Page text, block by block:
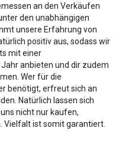
an den Verkäufen
den unabhängigen
unsere Erfahrung von
positiv aus, sodass wir
mit einer
anbieten und dir zudem
Wer für die
benötigt, erfreut sich an
Natürlich lassen sich
nicht nur kaufen,
Vielfalt ist somit garantiert.